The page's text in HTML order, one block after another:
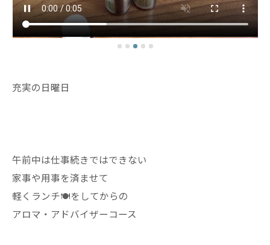
充実の日曜日
午前中は仕事続きではできない
家事や用事を済ませて
軽くランチ🍽️をしてからの
アロマ・アドバイザーコース